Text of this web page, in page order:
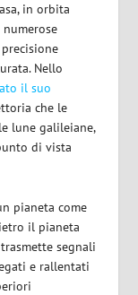
in orbita
Nello
il suo
che le
lune galileiane,
di vista
pianeta come
il pianeta
segnali
e rallentati